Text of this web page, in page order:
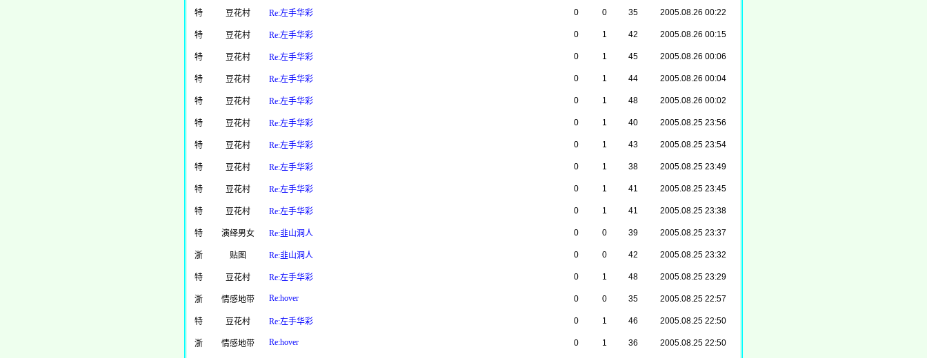
特 豆花村 Re:左手华彩 0 0 35 2005.08.26 00:22
特 豆花村 Re:左手华彩 0 1 42 2005.08.26 00:15
特 豆花村 Re:左手华彩 0 1 45 2005.08.26 00:06
特 豆花村 Re:左手华彩 0 1 44 2005.08.26 00:04
特 豆花村 Re:左手华彩 0 1 48 2005.08.26 00:02
特 豆花村 Re:左手华彩 0 1 40 2005.08.25 23:56
特 豆花村 Re:左手华彩 0 1 43 2005.08.25 23:54
特 豆花村 Re:左手华彩 0 1 38 2005.08.25 23:49
特 豆花村 Re:左手华彩 0 1 41 2005.08.25 23:45
特 豆花村 Re:左手华彩 0 1 41 2005.08.25 23:38
特 演绎男女 Re:韭山洞人 0 0 39 2005.08.25 23:37
浙 贴图 Re:韭山洞人 0 0 42 2005.08.25 23:32
特 豆花村 Re:左手华彩 0 1 48 2005.08.25 23:29
浙 情感地带 Re:hover 0 0 35 2005.08.25 22:57
特 豆花村 Re:左手华彩 0 1 46 2005.08.25 22:50
浙 情感地带 Re:hover 0 1 36 2005.08.25 22:50